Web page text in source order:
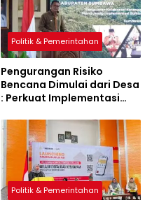
Politik & Pemerintahan
Pengurangan Risiko
Bencana Dimulai dari Desa
: Perkuat Implementasi
Politik & Pemerintahan